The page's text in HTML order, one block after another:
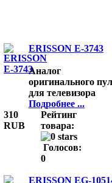
ERISSON E-3743
Аналог
оригинального
для телевизора
Подробнее ...
310
RUB
Рейтинг
товара:
Голосов:
0
ERISSON EG-